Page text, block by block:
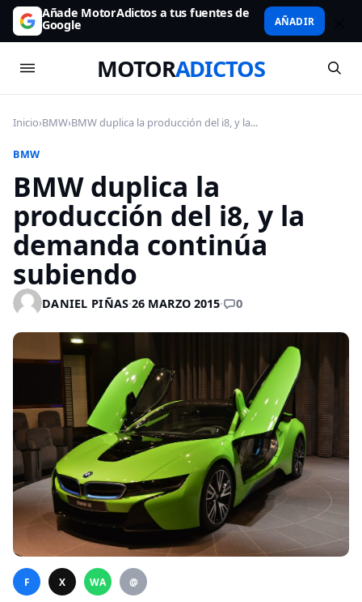
Añade MotorAdictos a tus fuentes de
Google AÑADIR
MOTORADICTOS
Inicio›BMW›BMW duplica la producción del i8, y la...
BMW
BMW duplica la
producción del i8, y la
demanda continúa
subiendo
DANIEL PIÑAS·26 MARZO 2015· 0
F X WA @